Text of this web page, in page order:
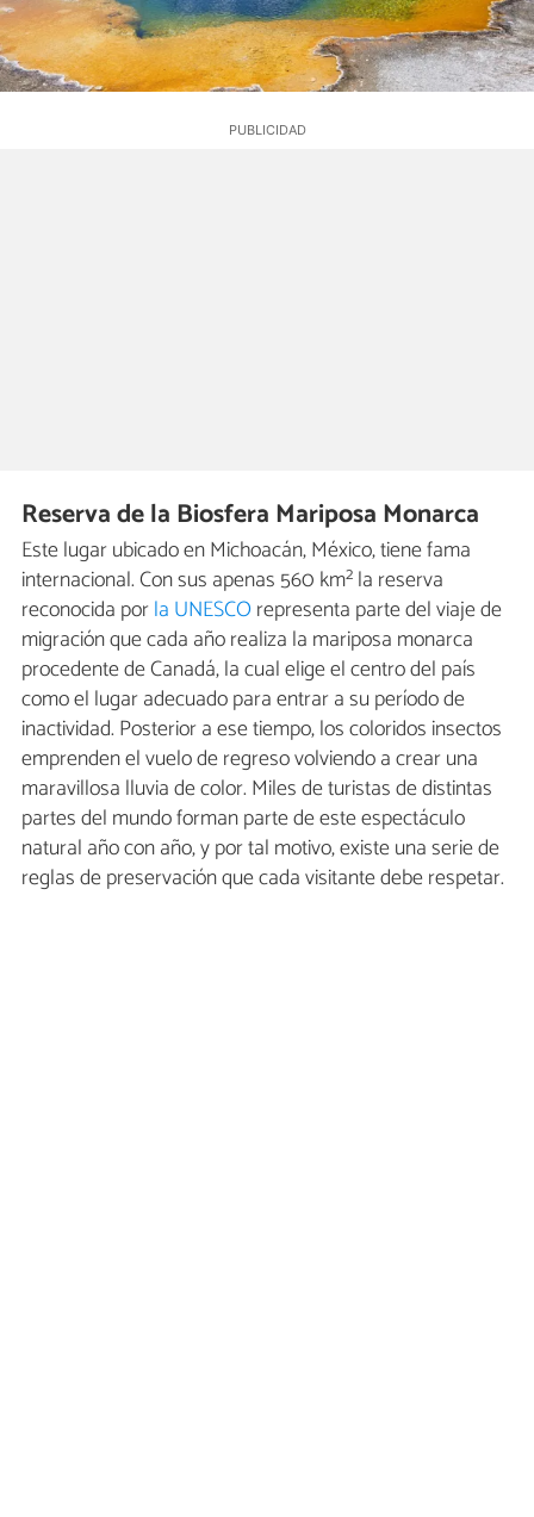
Reserva de la Biosfera Mariposa Monarca
Este lugar ubicado en Michoacán, México, tiene fama
internacional. Con sus apenas 560 km² la reserva
reconocida porla UNESCOrepresenta parte del viaje de
migración que cada año realiza la mariposa monarca
procedente de Canadá, la cual elige el centro del país
como el lugar adecuado para entrar a su período de
inactividad. Posterior a ese tiempo, los coloridos insectos
emprenden el vuelo de regreso volviendo a crear una
maravillosa lluvia de color. Miles de turistas de distintas
partes del mundo forman parte de este espectáculo
natural año con año, y por tal motivo, existe una serie de
reglas de preservación que cada visitante debe respetar.